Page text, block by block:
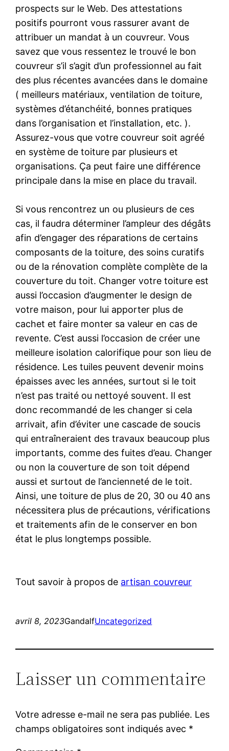
prospects sur le Web. Des attestations
positifs pourront vous rassurer avant de
attribuer un mandat à un couvreur. Vous
savez que vous ressentez le trouvé le bon
couvreur s’il s’agit d’un professionnel au fait
des plus récentes avancées dans le domaine
( meilleurs matériaux, ventilation de toiture,
systèmes d’étanchéité, bonnes pratiques
dans l’organisation et l’installation, etc. ).
Assurez-vous que votre couvreur soit agréé
en système de toiture par plusieurs et
organisations. Ça peut faire une différence
principale dans la mise en place du travail.
Si vous rencontrez un ou plusieurs de ces
cas, il faudra déterminer l’ampleur des dégâts
afin d’engager des réparations de certains
composants de la toiture, des soins curatifs
ou de la rénovation complète complète de la
couverture du toit. Changer votre toiture est
aussi l’occasion d’augmenter le design de
votre maison, pour lui apporter plus de
cachet et faire monter sa valeur en cas de
revente. C’est aussi l’occasion de créer une
meilleure isolation calorifique pour son lieu de
résidence. Les tuiles peuvent devenir moins
épaisses avec les années, surtout si le toit
n’est pas traité ou nettoyé souvent. Il est
donc recommandé de les changer si cela
arrivait, afin d’éviter une cascade de soucis
qui entraîneraient des travaux beaucoup plus
importants, comme des fuites d’eau. Changer
ou non la couverture de son toit dépend
aussi et surtout de l’ancienneté de le toit.
Ainsi, une toiture de plus de 20, 30 ou 40 ans
nécessitera plus de précautions, vérifications
et traitements afin de le conserver en bon
état le plus longtemps possible.
Tout savoir à propos de artisan couvreur
avril 8, 2023GandalfUncategorized
Laisser un commentaire
Votre adresse e-mail ne sera pas publiée. Les
champs obligatoires sont indiqués avec *